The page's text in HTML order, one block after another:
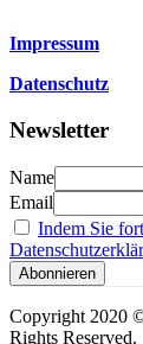
Impressum
Datenschutz
Newsletter
Name
Email
Indem Sie
Copyright 2020
Rights Reserved.